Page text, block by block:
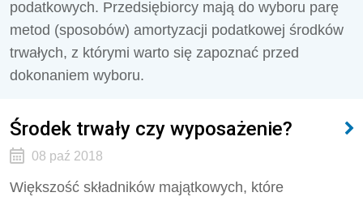
podatkowych. Przedsiębiorcy mają do wyboru parę
metod (sposobów) amortyzacji podatkowej środków
trwałych, z którymi warto się zapoznać przed
dokonaniem wyboru.
Środek trwały czy wyposażenie?
08 paź 2018
Większość składników majątkowych, które